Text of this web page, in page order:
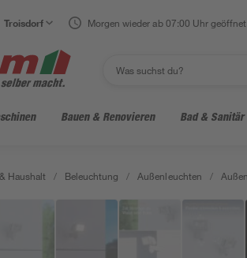
Troisdorf Morgen wieder ab 07:00 Uhr geöffnet
Bauen & Renovieren Bad & Sanitär
Haushalt / Beleuchtung / Außenleuchten /